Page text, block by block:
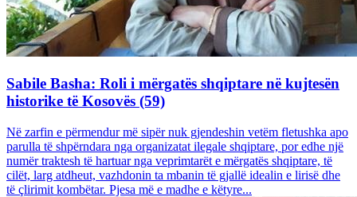
Sabile Basha: Roli i mërgatës shqiptare në kujtesën
historike të Kosovës (59)
Në zarfin e përmendur më sipër nuk gjendeshin vetëm fletushka apo
parulla të shpërndara nga organizatat ilegale shqiptare, por edhe një
numër traktesh të hartuar nga veprimtarët e mërgatës shqiptare, të
cilët, larg atdheut, vazhdonin ta mbanin të gjallë idealin e lirisë dhe
të çlirimit kombëtar. Pjesa më e madhe e këtyre...